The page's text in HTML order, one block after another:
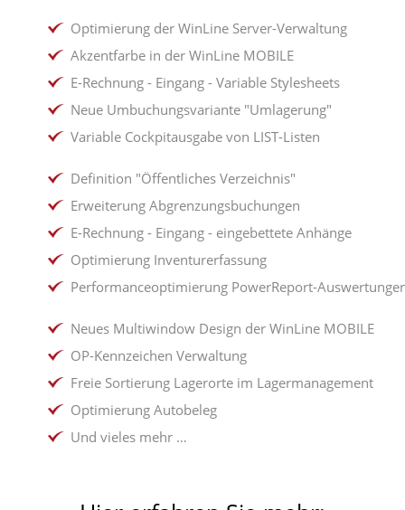
FAQ zum VoP - Verification of Payee
Rechte Maustaste / Ausgabe / Speichern unter erzeugt
werden.
BI Auswertungen:
Erzeugte Cube-Dateien, XLSX-Exporte und sonstige
Dateien, die aus dem BI erzeugt werden können, landen
im MesoDrive.
Steuer- und Bankdatein:
Auch die Umsatzsteuervoranmeldung (UVA), die
Zusammenfassende Meldung (ZM) oder die Clearing-
Datei aus dem Zahlungsverkehr (erzeugt in derWinLine
MOBILE) werden in diesem Verzeichnis abgelegt.
Personenkonten und Artikeln angewendet werden. Bei
Personenkonten kann zusätzlich zwischen Debitoren
und Kreditoren unterschieden werden. Dadurch lassen
sich unterschiedliche Freigabestatus und Workflows
gezielt hinterlegen.
Optimierung der WinLine Server-Verwaltung
Akzentfarbe in der WinLine MOBILE
E-Rechnung - Eingang - Variable Stylesheets
Neue Umbuchungsvariante "Umlagerung"
Variable Cockpitausgabe von LIST-Listen
Definition "Öffentliches Verzeichnis"
Erweiterung Abgrenzungsbuchungen
E-Rechnung - Eingang - eingebettete Anhänge
Optimierung Inventurerfassung
Performanceoptimierung PowerReport-
Neues Multiwindow Design der WinLine MOBILE
OP-Kennzeichen Verwaltung
Freie Sortierung Lagerorte im Lagermanagement
Optimierung Autobeleg
Und vieles mehr …